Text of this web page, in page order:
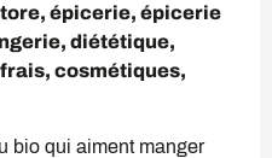
épicerie, épicerie
diététique,
cosmétiques,
bio qui aiment manger